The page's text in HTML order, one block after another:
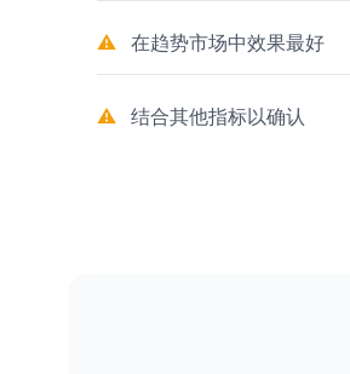
在趋势市场中效果最好
结合其他指标以确认